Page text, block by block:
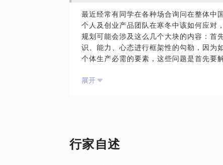
字营销行业的专家。
深入了解数字营销生态及趋势
最近经常有同学在各种场合询问在整体中
个人及创业产品团队在寒冬中该如何应对
规划可能会涉及这么几个大块的内容：首
识、能力、心态进行框架性的勾勒，因为
个体生产必需的要素，这些问题是首先要
点、好恶、擅长及不足等等来做SWOT分
问题，我们好好聊聊，立刻您就会豁然开
展开
行家自述